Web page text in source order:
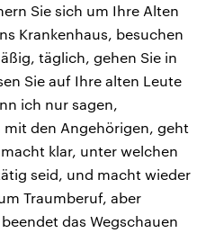
Sie sich um Ihre Alten
Krankenhaus, besuchen
täglich, gehen Sie in
Sie auf Ihre alten Leute
ich nur sagen,
den Angehörigen, geht
klar, unter welchen
seid, und macht wieder
Traumberuf, aber
das Wegschauen